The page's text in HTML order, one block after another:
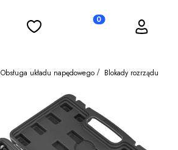
Ulubione Produkty w koszyku:
Koszyk Zaloguj się
Obsługa układu napędowego Blokady rozrządu